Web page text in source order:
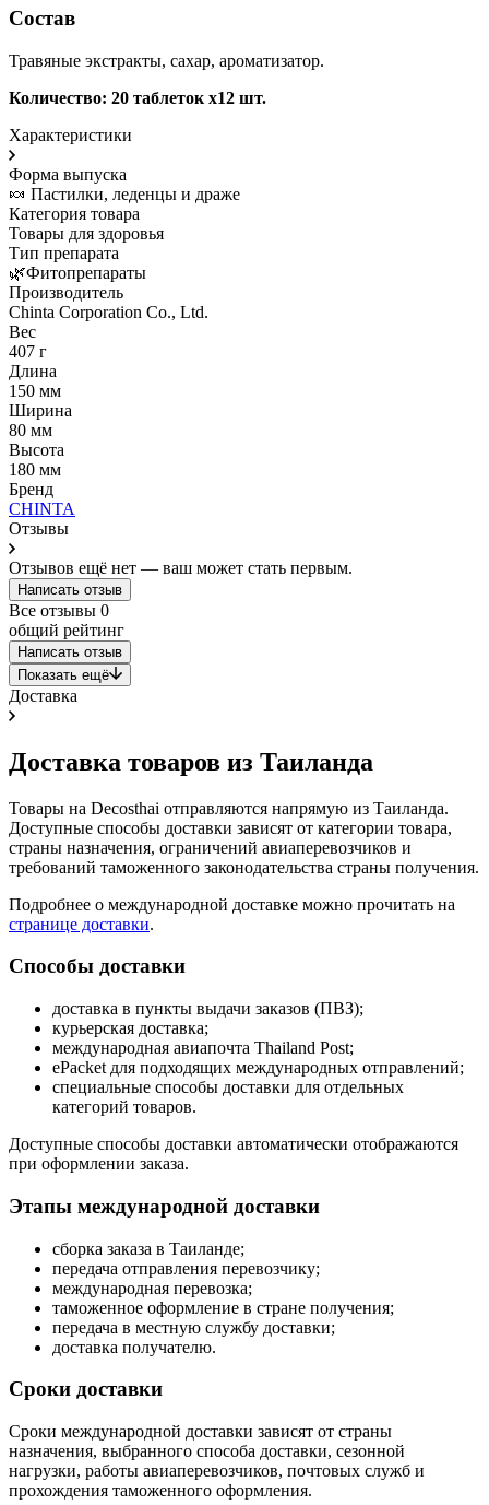
Состав
Травяные экстракты, сахар, ароматизатор.
Количество: 20 таблеток x12 шт.
Характеристики
Форма выпуска
🍬 Пастилки, леденцы и драже
Категория товара
Товары для здоровья
Тип препарата
🌿Фитопрепараты
Производитель
Chinta Corporation Co., Ltd.
Вес
407 г
Длина
150 мм
Ширина
80 мм
Высота
180 мм
Бренд
CHINTA
Отзывы
Отзывов ещё нет — ваш может стать первым.
Написать отзыв
Все отзывы 0
общий рейтинг
Написать отзыв
Показать ещё
Доставка
Доставка товаров из Таиланда
Товары на Decosthai отправляются напрямую из Таиланда.
Доступные способы доставки зависят от категории товара,
страны назначения, ограничений авиаперевозчиков и
требований таможенного законодательства страны получения.
Подробнее о международной доставке можно прочитать на
странице доставки.
Способы доставки
доставка в пункты выдачи заказов (ПВЗ);
курьерская доставка;
международная авиапочта Thailand Post;
ePacket для подходящих международных отправлений;
специальные способы доставки для отдельных
категорий товаров.
Доступные способы доставки автоматически отображаются
при оформлении заказа.
Этапы международной доставки
сборка заказа в Таиланде;
передача отправления перевозчику;
международная перевозка;
таможенное оформление в стране получения;
передача в местную службу доставки;
доставка получателю.
Сроки доставки
Сроки международной доставки зависят от страны
назначения, выбранного способа доставки, сезонной
нагрузки, работы авиаперевозчиков, почтовых служб и
прохождения таможенного оформления.